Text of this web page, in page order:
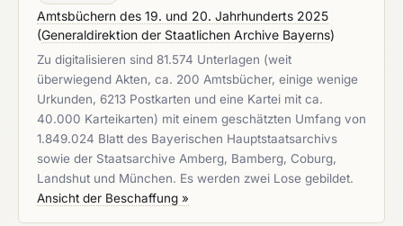
Amtsbüchern des 19. und 20. Jahrhunderts 2025
(Generaldirektion der Staatlichen Archive Bayerns)
Zu digitalisieren sind 81.574 Unterlagen (weit
überwiegend Akten, ca. 200 Amtsbücher, einige wenige
Urkunden, 6213 Postkarten und eine Kartei mit ca.
40.000 Karteikarten) mit einem geschätzten Umfang von
1.849.024 Blatt des Bayerischen Hauptstaatsarchivs
sowie der Staatsarchive Amberg, Bamberg, Coburg,
Landshut und München. Es werden zwei Lose gebildet.
Ansicht der Beschaffung »